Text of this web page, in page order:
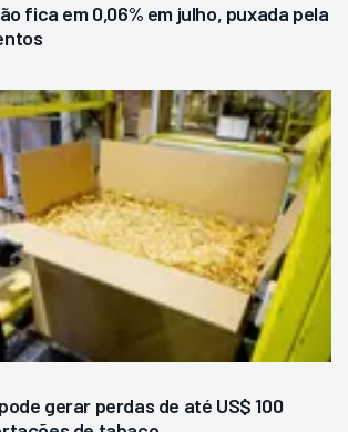
fica em 0,06% em julho, puxada pela
gerar perdas de até US$ 100